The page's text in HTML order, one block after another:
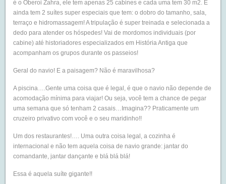
é o Oberoi Zahra, ele tem apenas 25 cabines e cada uma tem 30 m2. E
ainda tem 2 suítes super especiais que tem: o dobro do tamanho, sala,
terraço e hidromassagem! A tripulação é super treinada e selecionada a
dedo para atender os hóspedes! Vai de mordomos individuais (por
cabine) até historiadores especializados em História Antiga que
acompanham os grupos durante os passeios!
Geral do navio! E a paisagem? Não é maravilhosa?
A piscina….Gente uma coisa que é legal, é que o navio não depende de
acomodação mínima para viajar! Ou seja, você tem a chance de pegar
uma semana que só tenham 2 casais…Imagina?? Praticamente um
cruzeiro privativo com você e o seu maridinho!!
Um dos restaurantes!…. Uma outra coisa legal, a cozinha é
internacional e não tem aquela coisa de navio grande: jantar do
comandante, jantar dançante e blá blá blá!
Essa é aquela suíte gigante!!